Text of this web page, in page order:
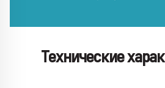
Технические